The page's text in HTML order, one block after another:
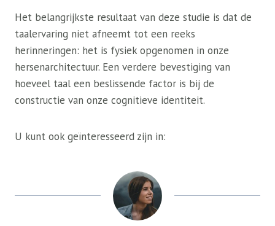
Het belangrijkste resultaat van deze studie is dat de
taalervaring niet afneemt tot een reeks
herinneringen: het is fysiek opgenomen in onze
hersenarchitectuur. Een verdere bevestiging van
hoeveel taal een beslissende factor is bij de
constructie van onze cognitieve identiteit.
U kunt ook geïnteresseerd zijn in: